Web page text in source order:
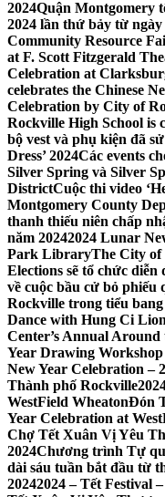
2024Quận Montgomery
2024 lần thứ bảy từ
Community Resource
at F. Scott Fitzgerald
Celebration at
celebrates the Chinese
Celebration by City of
Rockville High School is
bộ vest và phụ kiện đã
Dress’ 2024Các events
Silver Spring và Silver
DistrictCuộc thi video
Montgomery County
thanh thiếu niên chấp
năm 20242024 Lunar
Park LibraryThe City of
Elections sẽ tổ chức
về cuộc bầu cử bỏ phiếu
Rockville trong tiểu
Dance with Hung Ci
Center’s Annual
Year Drawing
New Year Celebration –
Thành phố Rockville
WestField WheatonĐón
Year Celebration at
Chợ Tết Xuân Vị Yêu
2024Chương trình Tự
dài sáu tuần bắt đầu từ
20242024 – Tết Festival